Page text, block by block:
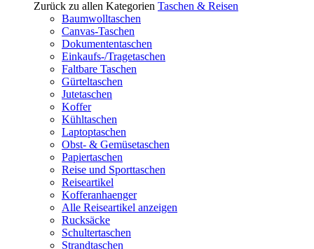
Zurück zu allen Kategorien Taschen & Reisen
Baumwolltaschen
Canvas-Taschen
Dokumententaschen
Einkaufs-/Tragetaschen
Faltbare Taschen
Gürteltaschen
Jutetaschen
Koffer
Kühltaschen
Laptoptaschen
Obst- & Gemüsetaschen
Papiertaschen
Reise und Sporttaschen
Reiseartikel
Kofferanhaenger
Alle Reiseartikel anzeigen
Rucksäcke
Schultertaschen
Strandtaschen